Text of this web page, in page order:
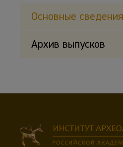
Основные сведения
Архив выпусков